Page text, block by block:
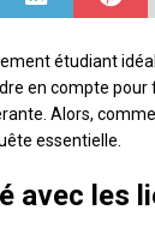
étudiant
en compte pour
Alors,
essentielle.
avec les